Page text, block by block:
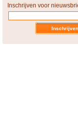
Inschrijven voor